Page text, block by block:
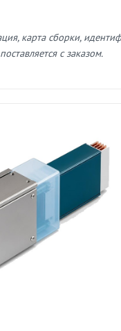
карта сборки,
с заказом.